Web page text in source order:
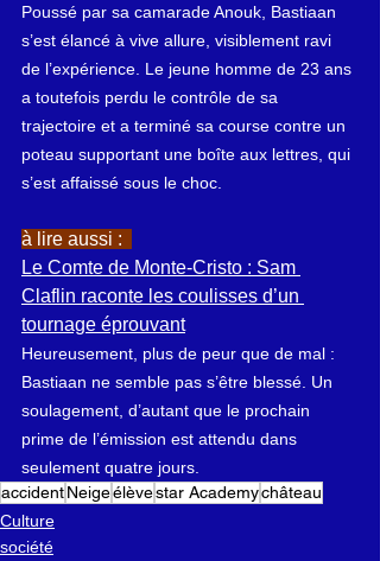
Poussé par sa camarade Anouk, Bastiaan
s’est élancé à vive allure, visiblement ravi
de l’expérience. Le jeune homme de 23 ans
a toutefois perdu le contrôle de sa
trajectoire et a terminé sa course contre un
poteau supportant une boîte aux lettres, qui
s’est affaissé sous le choc.
à lire aussi :
Le Comte de Monte-Cristo : Sam
Claflin raconte les coulisses d’un
tournage éprouvant
Heureusement, plus de peur que de mal :
Bastiaan ne semble pas s’être blessé. Un
soulagement, d’autant que le prochain
prime de l’émission est attendu dans
seulement quatre jours.
accidentNeigeélèvestar Academychâteau
Culture
société